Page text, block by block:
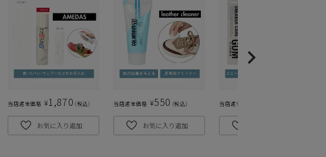
当店通常価格 ¥1,870 税込
お気に入り追加
当店通常価格 ¥550 税込
お気に入り追加
当店通常価格